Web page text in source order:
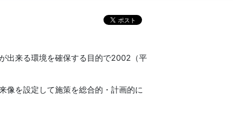
出来る環境を確保する目的で2002（平
像を設定して施策を総合的・計画的に